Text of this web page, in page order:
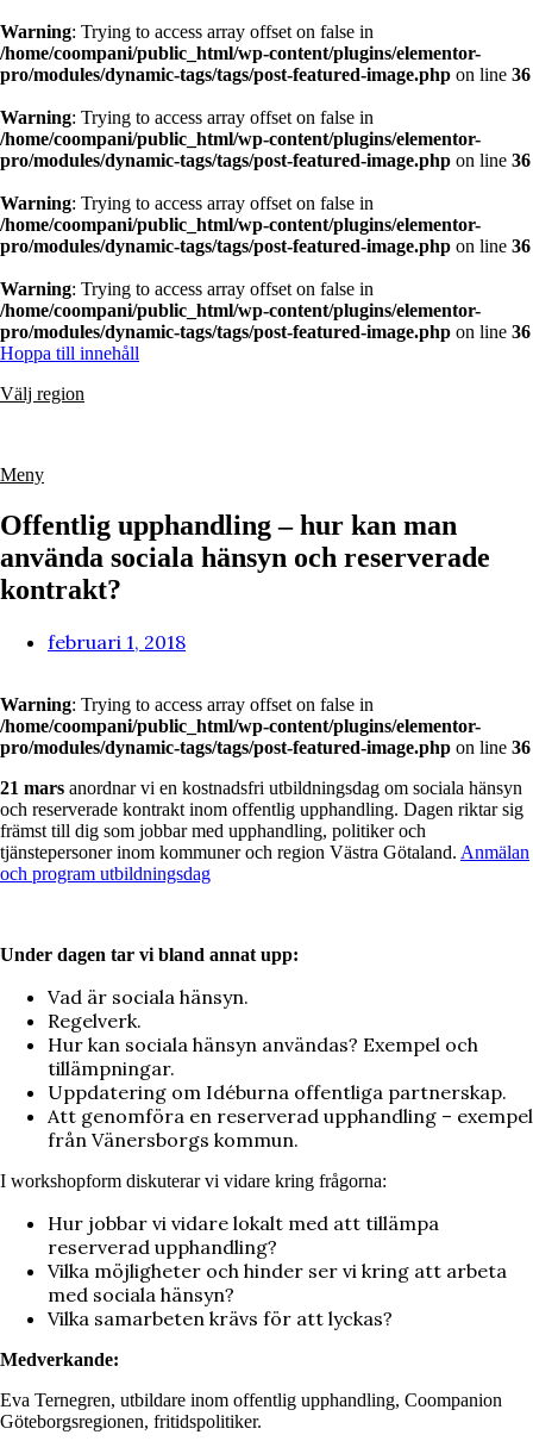
Warning: Trying to access array offset on false in
/home/coompani/public_html/wp-content/plugins/elementor-
pro/modules/dynamic-tags/tags/post-featured-image.php on line 36
Warning: Trying to access array offset on false in
/home/coompani/public_html/wp-content/plugins/elementor-
pro/modules/dynamic-tags/tags/post-featured-image.php on line 36
Warning: Trying to access array offset on false in
/home/coompani/public_html/wp-content/plugins/elementor-
pro/modules/dynamic-tags/tags/post-featured-image.php on line 36
Warning: Trying to access array offset on false in
/home/coompani/public_html/wp-content/plugins/elementor-
pro/modules/dynamic-tags/tags/post-featured-image.php on line 36
Hoppa till innehåll
Välj region
Meny
Offentlig upphandling – hur kan man
använda sociala hänsyn och reserverade
kontrakt?
februari 1, 2018
Warning: Trying to access array offset on false in
/home/coompani/public_html/wp-content/plugins/elementor-
pro/modules/dynamic-tags/tags/post-featured-image.php on line 36
21 mars anordnar vi en kostnadsfri utbildningsdag om sociala hänsyn
och reserverade kontrakt inom offentlig upphandling. Dagen riktar sig
främst till dig som jobbar med upphandling, politiker och
tjänstepersoner inom kommuner och region Västra Götaland. Anmälan
och program utbildningsdag
Under dagen tar vi bland annat upp:
Vad är sociala hänsyn.
Regelverk.
Hur kan sociala hänsyn användas? Exempel och
tillämpningar.
Uppdatering om Idéburna offentliga partnerskap.
Att genomföra en reserverad upphandling – exempel
från Vänersborgs kommun.
I workshopform diskuterar vi vidare kring frågorna:
Hur jobbar vi vidare lokalt med att tillämpa
reserverad upphandling?
Vilka möjligheter och hinder ser vi kring att arbeta
med sociala hänsyn?
Vilka samarbeten krävs för att lyckas?
Medverkande:
Eva Ternegren, utbildare inom offentlig upphandling, Coompanion
Göteborgsregionen, fritidspolitiker.